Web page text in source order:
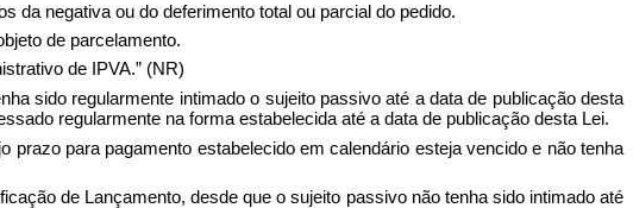
da negativa ou do deferimento total ou parcial do pedido.
de parcelamento.
de IPVA.” (NR)
sido regularmente intimado o sujeito passivo até a data de publicação desta
regularmente na forma estabelecida até a data de publicação desta Lei.
para pagamento estabelecido em calendário esteja vencido e não tenha
de Lançamento, desde que o sujeito passivo não tenha sido intimado até